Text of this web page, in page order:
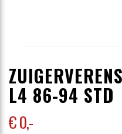
L4 86-94 STD
€ 0,-